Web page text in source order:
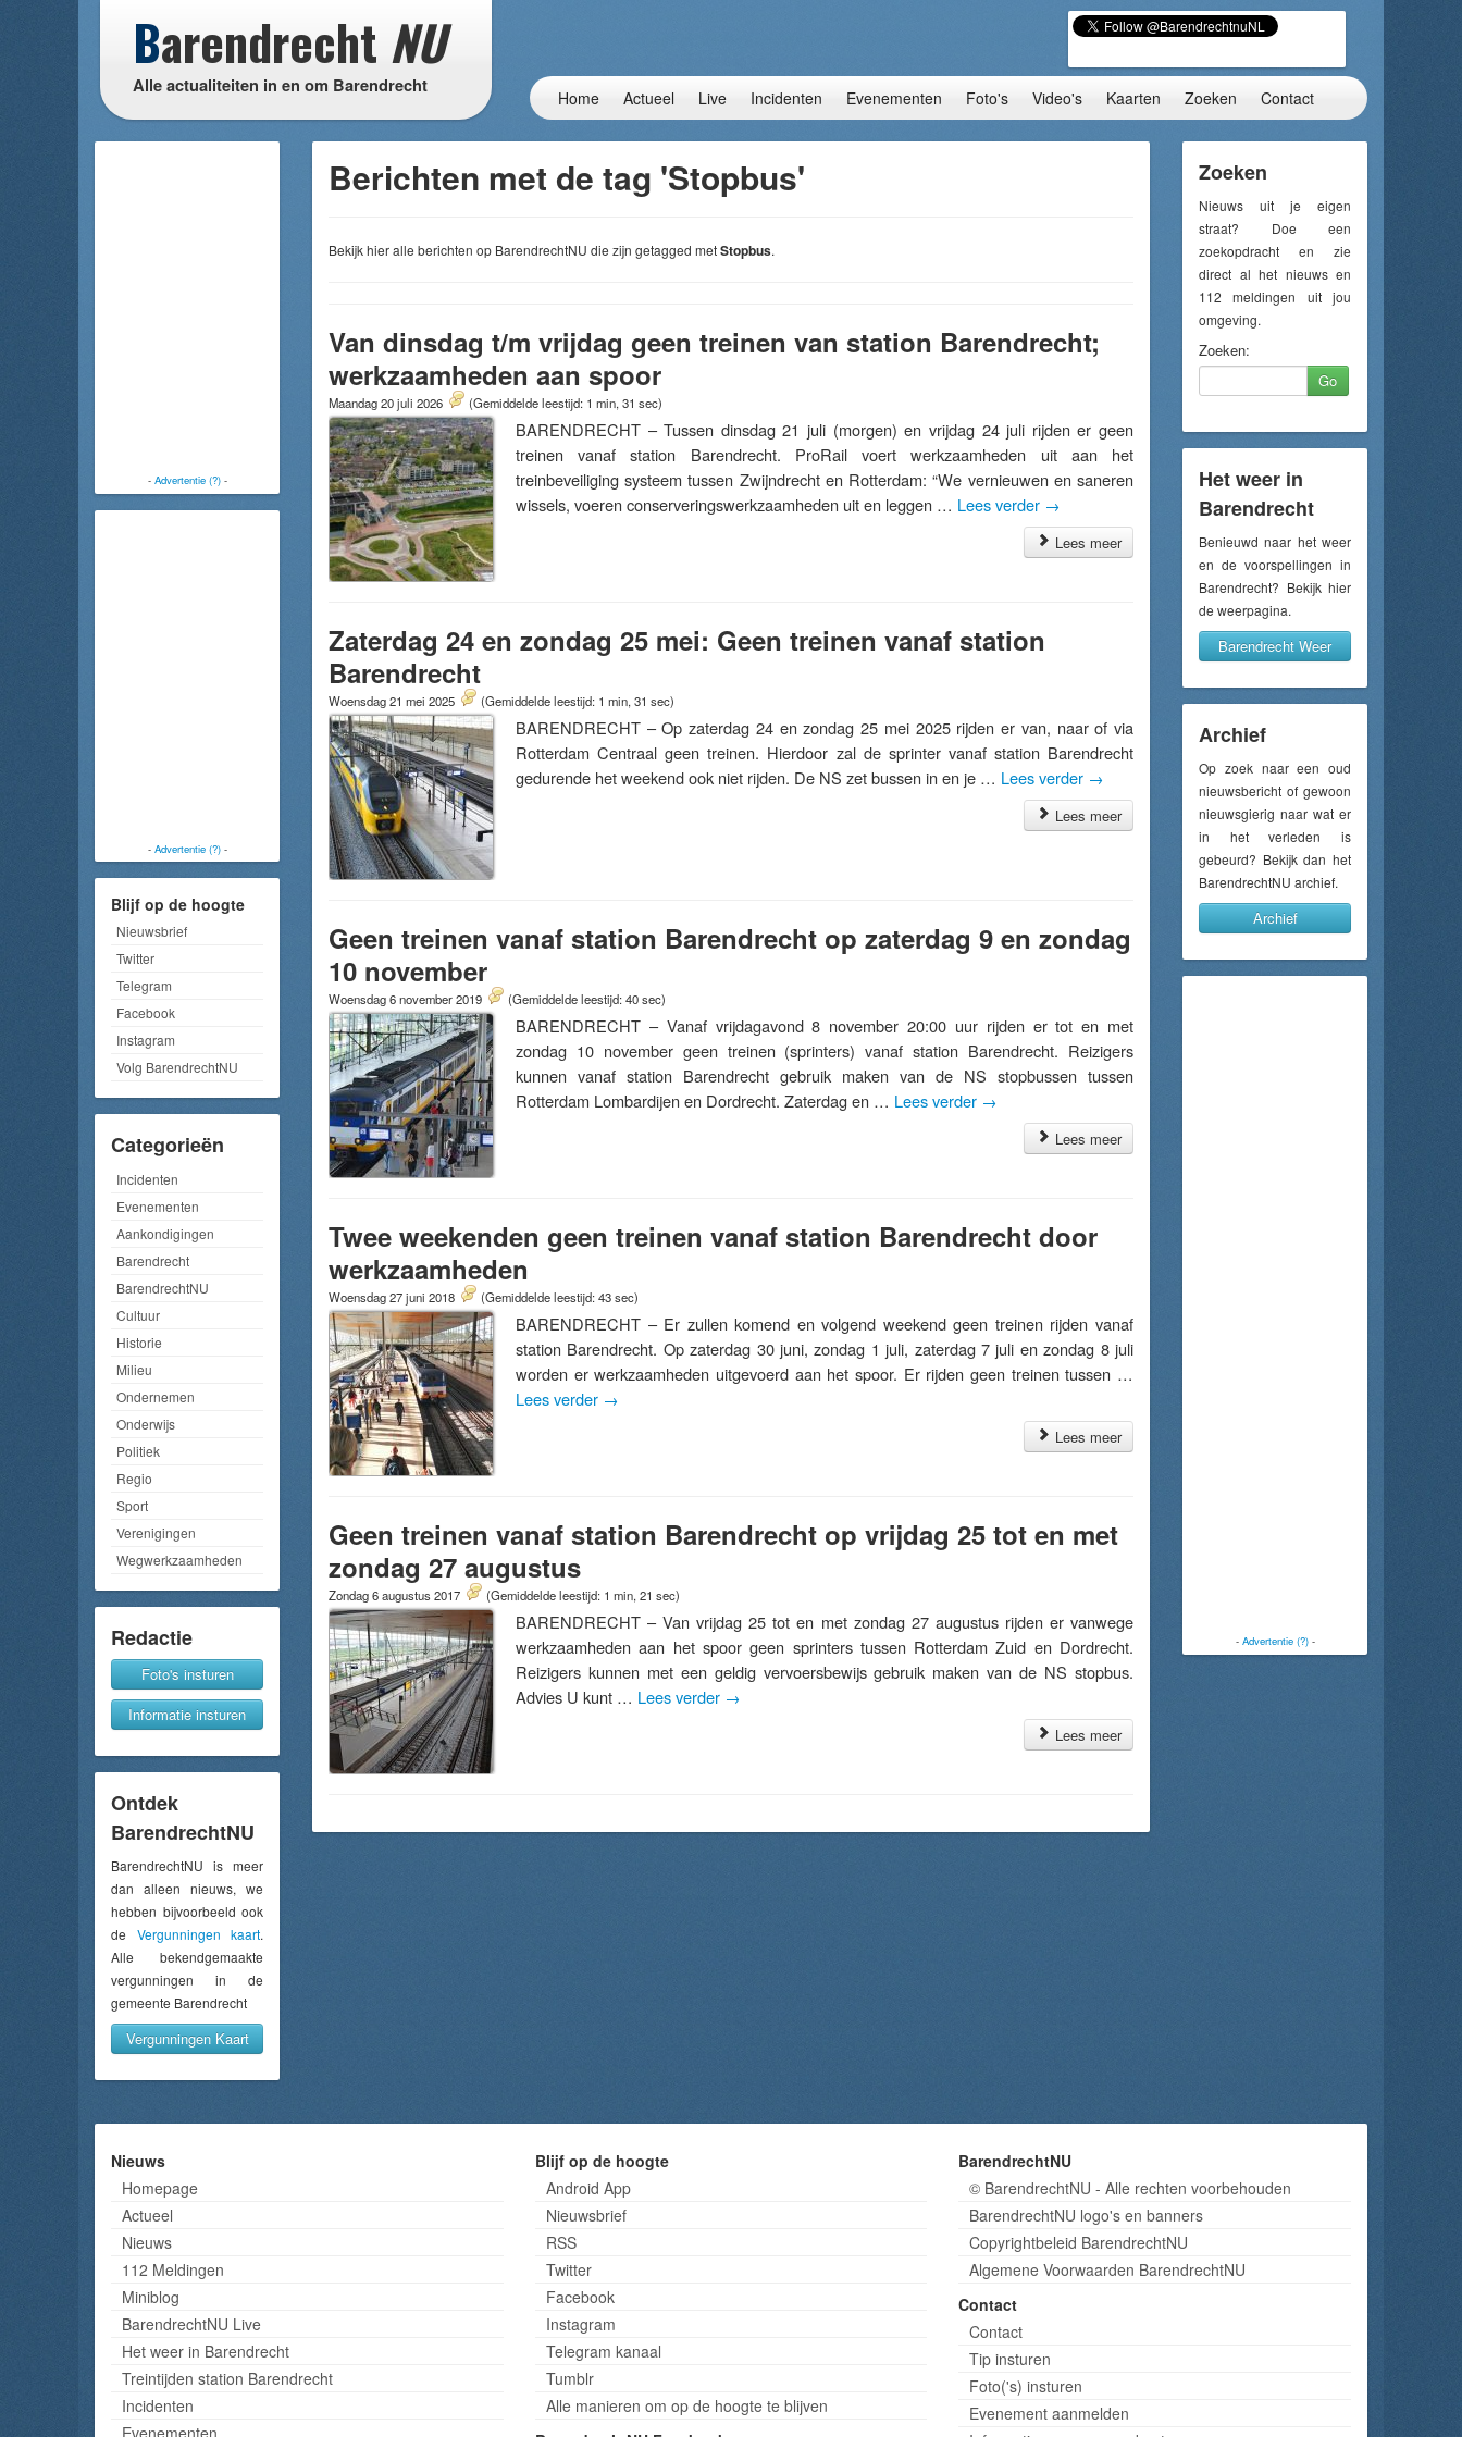
Barendrecht NU
Alle actualiteiten in en om Barendrecht
Home Actueel Live Incidenten Evenementen Foto's Video's Kaarten Zoeken Contact
- Advertentie (?)-
- Advertentie (?)-
Blijf op de hoogte
Nieuwsbrief
Twitter
Telegram
Facebook
Instagram
Volg BarendrechtNU
Categorieën
Incidenten
Evenementen
Aankondigingen
Barendrecht
BarendrechtNU
Cultuur
Historie
Milieu
Ondernemen
Onderwijs
Politiek
Regio
Sport
Verenigingen
Wegwerkzaamheden
Redactie
Foto's insturen
Informatie insturen
Ontdek
BarendrechtNU
BarendrechtNU is meer
dan alleen nieuws, we
hebben bijvoorbeeld ook
de Vergunningen kaart.
Alle bekendgemaakte
vergunningen in de
gemeente Barendrecht
Vergunningen Kaart
Berichten met de tag 'Stopbus'
Bekijk hier alle berichten op BarendrechtNU die zijn getagged metStopbus.
Van dinsdag t/m vrijdag geen treinen van station Barendrecht;
werkzaamheden aan spoor
Maandag 20 juli 2026 (Gemiddelde leestijd: 1 min, 31 sec)
BARENDRECHT – Tussen dinsdag 21 juli (morgen) en vrijdag 24 juli rijden er geen
treinen vanaf station Barendrecht. ProRail voert werkzaamheden uit aan het
treinbeveiliging systeem tussen Zwijndrecht en Rotterdam: “We vernieuwen en saneren
wissels, voeren conserveringswerkzaamheden uit en leggen … Lees verder →
Lees meer
Zaterdag 24 en zondag 25 mei: Geen treinen vanaf station
Barendrecht
Woensdag 21 mei 2025 (Gemiddelde leestijd: 1 min, 31 sec)
BARENDRECHT – Op zaterdag 24 en zondag 25 mei 2025 rijden er van, naar of via
Rotterdam Centraal geen treinen. Hierdoor zal de sprinter vanaf station Barendrecht
gedurende het weekend ook niet rijden. De NS zet bussen in en je … Lees verder →
Lees meer
Geen treinen vanaf station Barendrecht op zaterdag 9 en zondag
10 november
Woensdag 6 november 2019 (Gemiddelde leestijd: 40 sec)
BARENDRECHT – Vanaf vrijdagavond 8 november 20:00 uur rijden er tot en met
zondag 10 november geen treinen (sprinters) vanaf station Barendrecht. Reizigers
kunnen vanaf station Barendrecht gebruik maken van de NS stopbussen tussen
Rotterdam Lombardijen en Dordrecht. Zaterdag en … Lees verder →
Lees meer
Twee weekenden geen treinen vanaf station Barendrecht door
werkzaamheden
Woensdag 27 juni 2018 (Gemiddelde leestijd: 43 sec)
BARENDRECHT – Er zullen komend en volgend weekend geen treinen rijden vanaf
station Barendrecht. Op zaterdag 30 juni, zondag 1 juli, zaterdag 7 juli en zondag 8 juli
worden er werkzaamheden uitgevoerd aan het spoor. Er rijden geen treinen tussen …
Lees verder →
Lees meer
Geen treinen vanaf station Barendrecht op vrijdag 25 tot en met
zondag 27 augustus
Zondag 6 augustus 2017 (Gemiddelde leestijd: 1 min, 21 sec)
BARENDRECHT – Van vrijdag 25 tot en met zondag 27 augustus rijden er vanwege
werkzaamheden aan het spoor geen sprinters tussen Rotterdam Zuid en Dordrecht.
Reizigers kunnen met een geldig vervoersbewijs gebruik maken van de NS stopbus.
Advies U kunt … Lees verder →
Lees meer
Zoeken
Nieuws uit je eigen
straat? Doe een
zoekopdracht en zie
direct al het nieuws en
112 meldingen uit jou
omgeving.
Zoeken:
Go
Het weer in
Barendrecht
Benieuwd naar het weer
en de voorspellingen in
Barendrecht? Bekijk hier
de weerpagina.
Barendrecht Weer
Archief
Op zoek naar een oud
nieuwsbericht of gewoon
nieuwsgierig naar wat er
in het verleden is
gebeurd? Bekijk dan het
BarendrechtNU archief.
Archief
- Advertentie (?)-
Nieuws
Homepage
Actueel
Nieuws
112 Meldingen
Miniblog
BarendrechtNU Live
Het weer in Barendrecht
Treintijden station Barendrecht
Incidenten
Blijf op de hoogte
Android App
Nieuwsbrief
RSS
Twitter
Facebook
Instagram
Telegram kanaal
Tumblr
Alle manieren om op de hoogte te blijven
BarendrechtNU
© BarendrechtNU - Alle rechten voorbehouden
BarendrechtNU logo's en banners
Copyrightbeleid BarendrechtNU
Algemene Voorwaarden BarendrechtNU
Contact
Contact
Tip insturen
Foto('s) insturen
Evenement aanmelden